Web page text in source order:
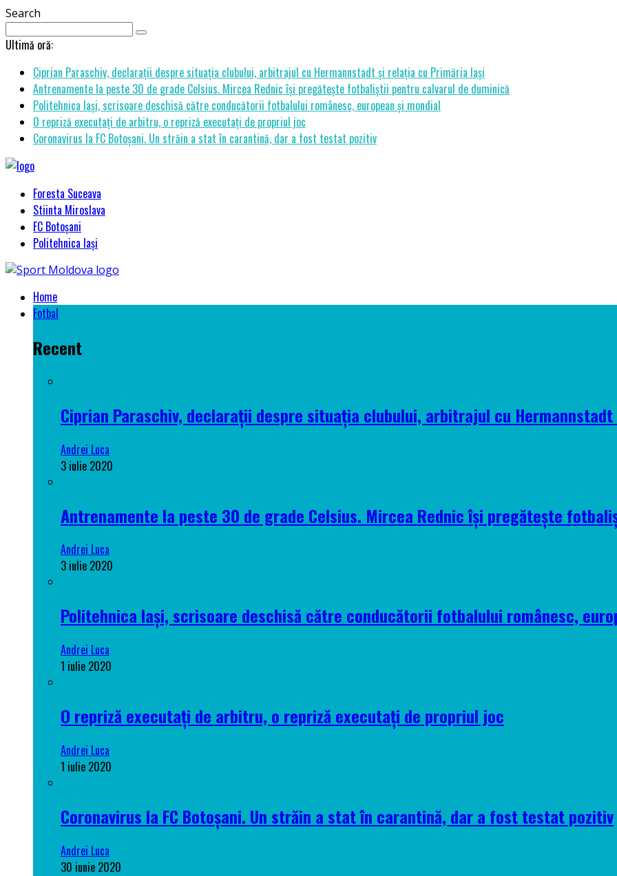
Search
Ultimă oră:
Ciprian Paraschiv, declarații despre situația clubului, arbitrajul cu Hermannstadt și relația cu Primăria Iași
Antrenamente la peste 30 de grade Celsius. Mircea Rednic își pregătește fotbaliștii pentru calvarul de duminică
Politehnica Iași, scrisoare deschisă către conducătorii fotbalului românesc, european și mondial
O repriză executați de arbitru, o repriză executați de propriul joc
Coronavirus la FC Botoșani. Un străin a stat în carantină, dar a fost testat pozitiv
Foresta Suceava
Stiinta Miroslava
FC Botoșani
Politehnica Iași
Home
Fotbal
Recent
Ciprian Paraschiv, declarații despre situația clubului, arbitrajul cu
Andrei Luca
3 iulie 2020
Antrenamente la peste 30 de grade Celsius. Mircea Rednic își pregătește
Andrei Luca
3 iulie 2020
Politehnica Iași, scrisoare deschisă către conducătorii fotbalului românesc,
Andrei Luca
1 iulie 2020
O repriză executați de arbitru, o repriză executați de propriul joc
Andrei Luca
1 iulie 2020
Coronavirus la FC Botoșani. Un străin a stat în carantină, dar a fost testat pozitiv
Andrei Luca
30 iunie 2020